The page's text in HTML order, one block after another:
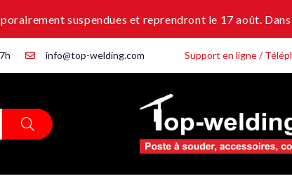
suspendues et reprendront le 17 août.
info@top-welding.com Support en ligne /